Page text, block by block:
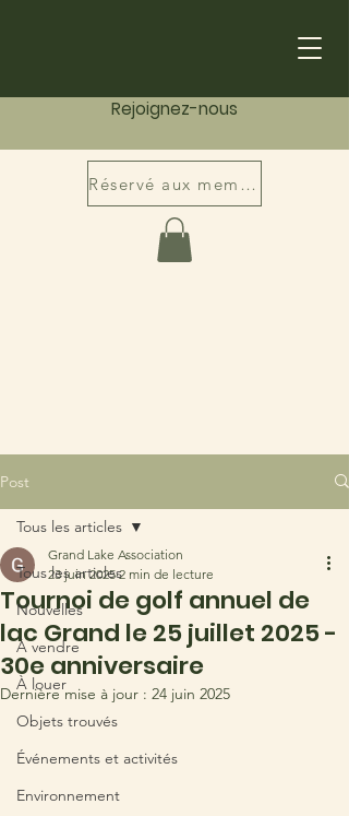
Rejoignez-nous
Réservé aux membres
Post
Tous les articles
Nouvelles
À vendre
À louer
Objets trouvés
Événements et activités
Environnement
Tous les articles
Tournoi de golf annuel de
lac Grand le 25 juillet 2025 -
30e anniversaire
Grand Lake Association
23 juin 2025 2 min de lecture
Dernière mise à jour : 24 juin 2025